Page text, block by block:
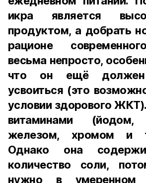
икра является
продуктом, а добрать
рационе
весьма непросто,
что он ещё должен
усвоиться (это
условии здорового
витаминами (йодом,
железом, хромом и
Однако она
количество соли,
нужно в умеренном